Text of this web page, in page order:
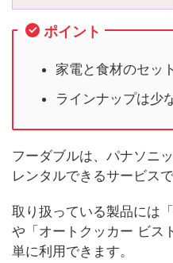
ポイント
家電と食材のセット
ラインナップは少
フーダブルは、パナソニ
レンタルできるサービスで
取り扱っている製品には
や「オートクッカー ビス
単に利用できます。